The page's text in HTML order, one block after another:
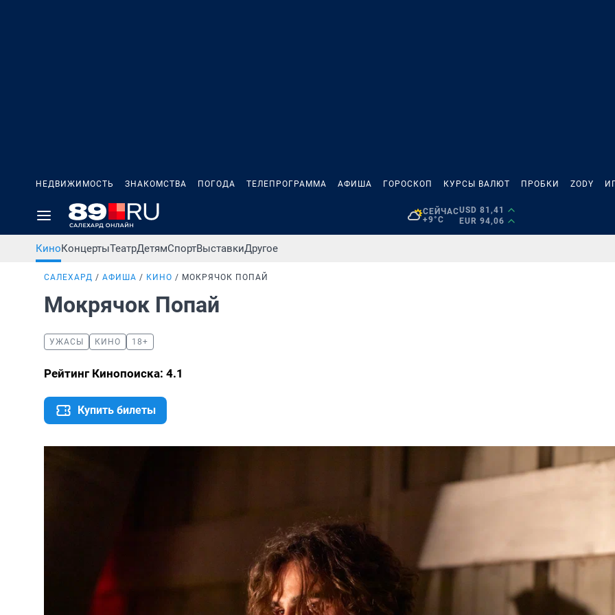
НЕДВИЖИМОСТЬ ЗНАКОМСТВА ПОГОДА ТЕЛЕПРОГРАММА АФИША ГОРОСКОП КУРСЫ ВАЛЮТ ПРОБКИ ZODY
СЕЙЧАС
+9°C
USD 81,41
EUR 94,06
КиноКонцертыТеатрДетямСпортВыставкиДругое
САЛЕХАРД АФИША КИНО МОКРЯЧОК ПОПАЙ
Мокрячок Попай
УЖАСЫ КИНО 18+
Рейтинг Кинопоиска: 4.1
Купить билеты